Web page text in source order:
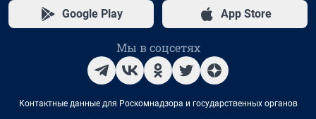
Google Play App Store
Мы в соцсетях
Контактные данные для Роскомнадзора и государственных органов